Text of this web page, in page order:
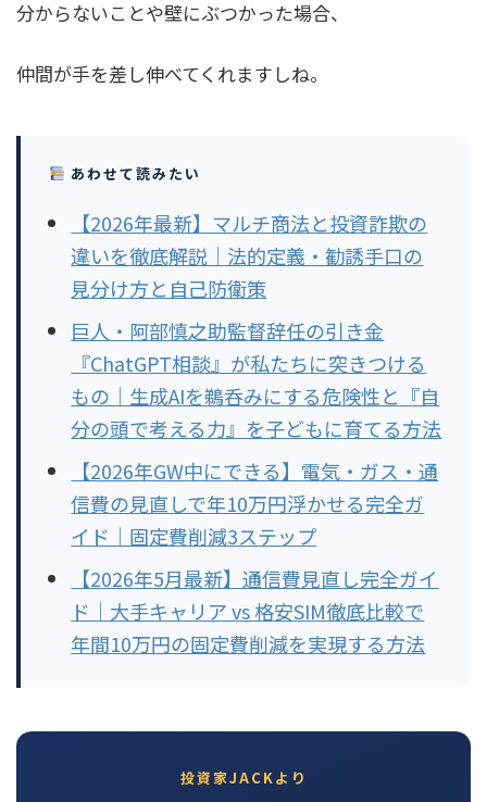
分からないことや壁にぶつかった場合、
仲間が手を差し伸べてくれますしね。
あわせて読みたい
【2026年最新】マルチ商法と投資詐欺の
違いを徹底解説｜法的定義・勧誘手口の
見分け方と自己防衛策
巨人・阿部慎之助監督辞任の引き金
『ChatGPT相談』が私たちに突きつける
もの｜生成AIを鵜呑みにする危険性と『自
分の頭で考える力』を子どもに育てる方法
【2026年GW中にできる】電気・ガス・通
信費の見直しで年10万円浮かせる完全ガ
イド｜固定費削減3ステップ
【2026年5月最新】通信費見直し完全ガイ
ド｜大手キャリア vs 格安SIM徹底比較で
年間10万円の固定費削減を実現する方法
投資家JACKより